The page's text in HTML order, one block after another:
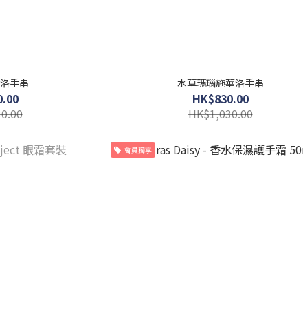
手串 水草瑪瑙施華洛手串
HK$830.00
HK$1,030.00
會員獨享